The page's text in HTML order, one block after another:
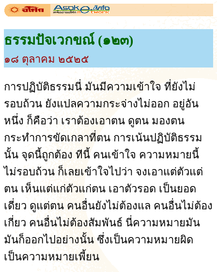
ธรรมปัจเวกขณ์ (๑๒๓)
๑๘ ตุลาคม ๒๕๒๕
การปฏิบัติธรรมนี่ มันมีความเข้าใจ ที่ยังไม่
รอบถ้วน ยังแปลความกระจ่างไม่ออก อยู่อัน
หนึ่ง ก็คือว่า เราต้องเอาตน ดูตน มองตน
กระทำการขัดเกลาที่ตน การเน้นปฏิบัติธรรม
นั้น จุดนี้ถูกต้อง ทีนี้ คนเข้าใจ ความหมายนี้
ไม่รอบถ้วน ก็เลยเข้าใจไปว่า จงเอาแต่ตัวแต่
ตน เห็นแต่แก่ตัวแก่ตน เอาตัวรอด เป็นยอด
เดี่ยว ดูแต่ตน คนอื่นยังไม่ต้องแล คนอื่นไม่ต้อง
เกี่ยว คนอื่นไม่ต้องสัมพันธ์ นี่ความหมายมัน
มันก็ออกไปอย่างนั้น ซึ่งเป็นความหมายผิด
เป็นความหมายเพี้ยน